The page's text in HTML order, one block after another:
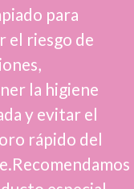
para
el riesgo de
la higiene
y evitar el
rápido del